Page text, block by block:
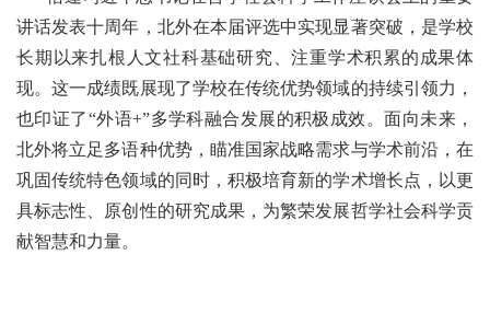
讲话发表十周年，北外在本届评选中实现显著突破，是学校
长期以来扎根人文社科基础研究、注重学术积累的成果体
现。这一成绩既展现了学校在传统优势领域的持续引领力，
也印证了“外语+”多学科融合发展的积极成效。面向未来，
北外将立足多语种优势，瞄准国家战略需求与学术前沿，在
巩固传统特色领域的同时，积极培育新的学术增长点，以更
具标志性、原创性的研究成果，为繁荣发展哲学社会科学贡
献智慧和力量。